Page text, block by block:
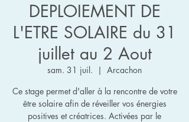
DEPLOIEMENT DE
L'ETRE SOLAIRE du 31
juillet au 2 Aout
sam. 31 juil.
  |
Arcachon
Ce stage permet d'aller à la rencontre de votre
être solaire afin de réveiller vos énergies
positives et créatrices. Activées par le